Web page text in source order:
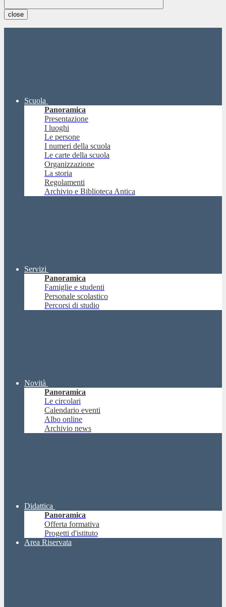
close
Scuola
Panoramica
Presentazione
I luoghi
Le persone
I numeri della scuola
Le carte della scuola
Organizzazione
La storia
Regolamenti
Archivio e Biblioteca Antica
Servizi
Panoramica
Famiglie e studenti
Personale scolastico
Percorsi di studio
Novità
Panoramica
Le circolari
Calendario eventi
Albo online
Archivio news
Didattica
Panoramica
Offerta formativa
Progetti d'istituto
Area Riservata